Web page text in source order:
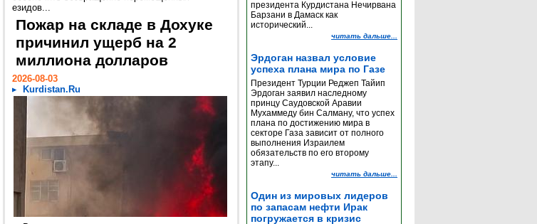
езидов...
Пожар на складе в Дохуке
причинил ущерб на 2
миллиона долларов
2026-08-03
Kurdistan.Ru
президента Курдистана Нечирвана
Барзани в Дамаск как
исторический...
читать дальше...
Эрдоган назвал условие
успеха плана мира по Газе
Президент Турции Реджеп Тайип
Эрдоган заявил наследному
принцу Саудовской Аравии
Мухаммеду бин Салману, что успех
плана по достижению мира в
секторе Газа зависит от полного
выполнения Израилем
обязательств по его второму
этапу...
читать дальше...
Один из мировых лидеров
по запасам нефти Ирак
погружается в кризис